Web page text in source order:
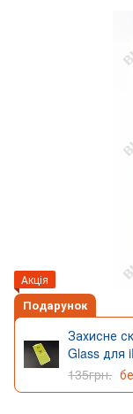
Акція
Подарунок
Захисне
Glass для
135грн.